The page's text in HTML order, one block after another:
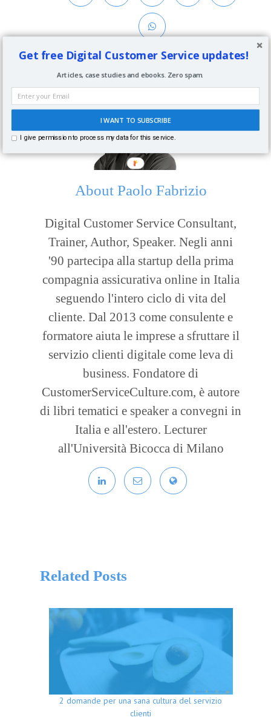
About Paolo Fabrizio
Digital Customer Service Consultant,
Trainer, Author, Speaker. Negli anni
'90 partecipa alla startup della prima
compagnia assicurativa online in Italia
seguendo l'intero ciclo di vita del
cliente. Dal 2013 come consulente e
formatore aiuta le imprese a sfruttare il
servizio clienti digitale come leva di
business. Fondatore di
CustomerServiceCulture.com, è autore
di libri tematici e speaker a convegni in
Italia e all'estero. Lecturer
all'Università Bicocca di Milano
Related Posts
2 domande per una sana cultura del servizio
clienti
Get free Digital Customer Service updates!
I WANT TO SUBSCRIBE
I give permission to process my data for this service.
Articles, case studies and ebooks. Zero spam.